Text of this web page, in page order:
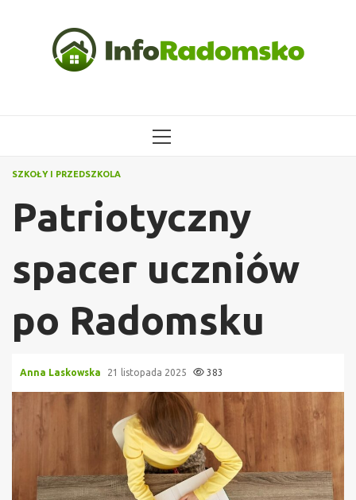
MENU
SZKOŁY I PRZEDSZKOLA
Patriotyczny
spacer uczniów
po Radomsku
Anna Laskowska 21 listopada 2025 383